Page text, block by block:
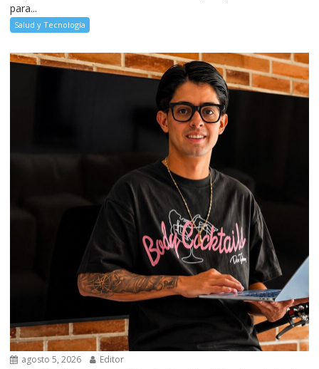
para...
Salud y Tecnología
agosto 5, 2026 Editor